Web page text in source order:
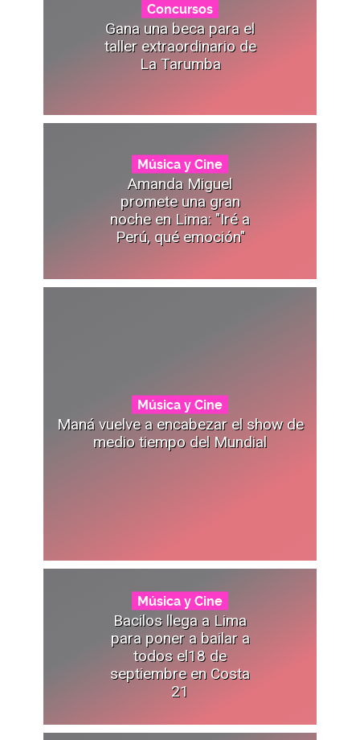
Concursos
Gana una beca para el
taller extraordinario de
La Tarumba
Música y Cine
Amanda Miguel
promete una gran
noche en Lima: "Iré a
Perú, qué emoción"
Música y Cine
Maná vuelve a encabezar el show de
medio tiempo del Mundial
Música y Cine
Bacilos llega a Lima
para poner a bailar a
todos el18 de
septiembre en Costa
21